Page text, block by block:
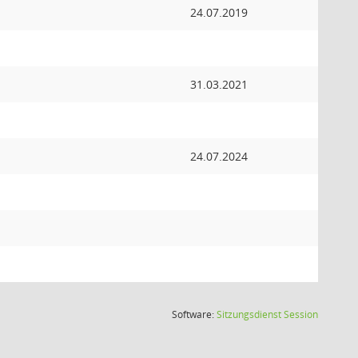
24.07.2019
31.03.2021
24.07.2024
Software:SitzungsdienstSession(Wird in